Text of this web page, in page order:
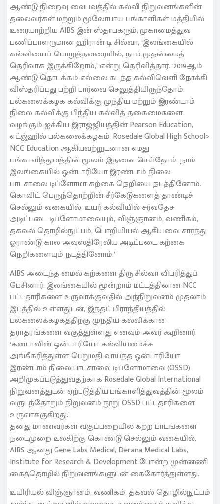
ஆண்டு நிறைவு வைபவத்தில் கல்வி நிறுவனங்களின்
தலைவர்கள் மற்றும் மூலோபாய பங்காளிகள் மத்தியில்
உரையாற்றிய AIBS இன் ஸ்தாபகரும், முகாமைத்துவ
பணிப்பாளருமான ஹிரான் டி சில்வா, ‘இலங்கையில்
கல்வியைப் பொறுத்தவரையில், நாம் முதன்மைத்
தெரிவாக இருக்கிறோம்,’ என்று தெரிவித்தார். ‘2019ஆம்
ஆண்டு தொடக்கம் எல்லை கடந்த கல்விவெளி நோக்கி
விஸ்தரிப்பது பற்றி பார்வை செலுத்தியிருந்தோம்.
பல்கலைக்கழக கல்விக்கு முந்திய மற்றும் இரண்டாம்
நிலை கல்விக்கு பிந்திய கல்வித் தகைமைகளை
வழங்கும் ஐக்கிய இராஜ்ஜியத்தின் Pearson Education,
எட்ஜ்ஹில் பல்கலைக்கழகம், Rosedale Global High School>
NCC Education ஆகியவற்றுடனான எமது
பங்காளித்துவத்தின் மூலம் இதனை செய்தோம். நாம்
இலங்கையில் ஒன்டாரியோ இரண்டாம் நிலை
பாடசாலை டிப்ளோமா கற்கை நெறியை நடத்தினோம்.
கொவிட் பெருந்தொற்றின் சீர்கேடுகளைத் தாண்டிச்
செல்லும் வகையில், உயர் கல்வியில் சர்வதேச
அடிப்படை டிப்ளோமாவையும், விஞ்ஞானம், வணிகம்,
தகவல் தொழில்நுட்பம், பொறியியல் ஆகியவை சார்ந்து
ஓராண்டு கால அவுஸ்திரேலிய அடிப்படை கற்கை
நெறிகளையும் நடத்தினோம்.’
AIBS அடைந்த மைல் கற்களை திரு.சில்வா விபரித்துப்
பேசினார். இலங்கையில் மூன்றாம் மட்டத்திலான NCC
பட்டதாரிகளை உருவாக்குவதில் அந்நிறுவனம் முதலாம்
இடத்தில் உள்ளதுடன், இந்தப் பிராந்தியத்தில்
பல்கலைக்கழகத்திற்கு முநதிய கல்விக்கான
தராதரங்களை வகுத்துள்ளது எனவும் அவர் கூறினார்.
‘கனடாவின் ஒன்டாரியோ கல்வியமைச்சு
அங்கீகரித்துள்ள பெறுமதி வாய்ந்த ஒன்டாரியோ
இரண்டாம் நிலை பாடசாலை டிப்ளோமாவை (OSSD)
அறிமுகப்படுத்துவதற்காக Rosedale Global International
நிறுவனத்துடன் ஏற்படுத்திய பங்காளித்துவத்தின் மூலம்
வருடந்தோறும் நிறுவனம் நூறு OSSD பட்டதாரிகளை
உருவாக்குகிறது.’
தனது மாணவர்கள் வகுப்பறையில் கற்ற பாடங்களை
நடைமுறை உலகிற்கு கொண்டு செல்லும் வகையில்,
AIBS ஆனது Gene Labs Medical, Derana Medical Labs,
Institute for Research & Development போன்ற முன்னணி
கைத்தொழில் நிறுவனங்களுடன் கைகோர்த்துள்ளது.
உயிரியல் விஞ்ஞானம், வணிகம், தகவல் தொழில்நுட்பம்